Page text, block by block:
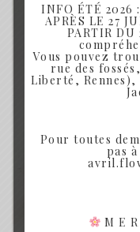
INFO ÉTÉ 2026
APRÈS LE 27
PARTIR
Vous pouvez
rue des
Liberté, Rennes),
Pour toutes
pas
M E